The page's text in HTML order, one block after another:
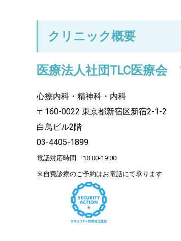
クリニック概要
医療法人社団TLC医療
心療内科・精神科・内科
〒160-0022 東京都新宿区新宿2-1-2
白鳥ビル2階
03-4405-1899
電話対応時間 10:00-19:00
※自費診療のご予約はお電話にて承ります